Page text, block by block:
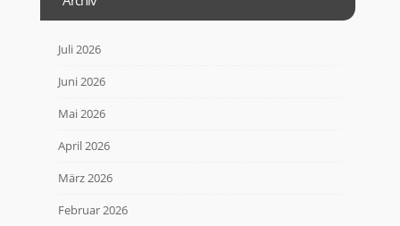
Juli 2026
Juni 2026
Mai 2026
April 2026
März 2026
Februar 2026